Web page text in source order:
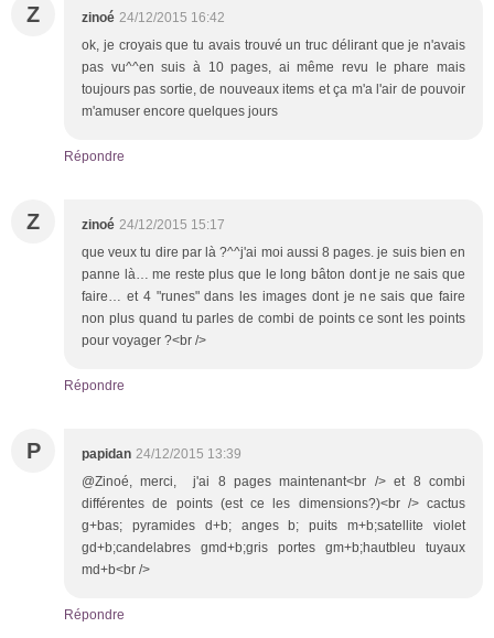
Z zinoé 24/12/2015 16:42
ok, je croyais que tu avais trouvé un truc délirant que je n'avais
pas vu^^en suis à 10 pages, ai même revu le phare mais
toujours pas sortie, de nouveaux items et ça m'a l'air de pouvoir
m'amuser encore quelques jours
Répondre
Z zinoé 24/12/2015 15:17
que veux tu dire par là ?^^j'ai moi aussi 8 pages. je suis bien en
panne là… me reste plus que le long bâton dont je ne sais que
faire… et 4 "runes" dans les images dont je ne sais que faire
non plus quand tu parles de combi de points ce sont les points
pour voyager ?<br />
Répondre
P papidan 24/12/2015 13:39
@Zinoé, merci, j'ai 8 pages maintenant<br /> et 8 combi
différentes de points (est ce les dimensions?)<br /> cactus
g+bas; pyramides d+b; anges b; puits m+b;satellite violet
gd+b;candelabres gmd+b;gris portes gm+b;hautbleu tuyaux
md+b<br />
Répondre